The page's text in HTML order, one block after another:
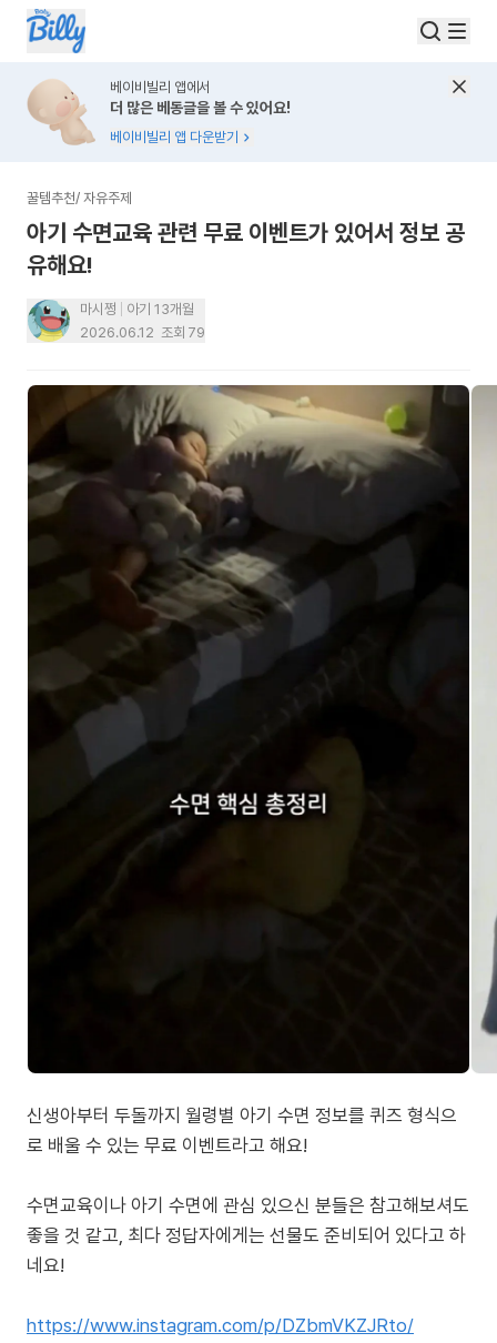
베이비빌리 앱에서
더 많은 베동글을 볼 수 있어요!
베이비빌리 앱 다운받기
꿀템추천/ 자유주제
아기 수면교육 관련 무료 이벤트가 있어서 정보 공
유해요!
마시쩡
아기 13개월
2026.06.12 조회 79
신생아부터 두돌까지 월령별 아기 수면 정보를 퀴즈 형식으
로 배울 수 있는 무료 이벤트라고 해요!
수면교육이나 아기 수면에 관심 있으신 분들은 참고해보셔도
좋을 것 같고, 최다 정답자에게는 선물도 준비되어 있다고 하
네요!
https://www.instagram.com/p/DZbmVKZJRto/